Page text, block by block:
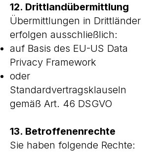
12. Drittlandübermittlung
Übermittlungen in Drittländer
erfolgen ausschließlich:
auf Basis des EU-US Data
Privacy Framework
oder
Standardvertragsklauseln
gemäß Art. 46 DSGVO
13. Betroffenenrechte
Sie haben folgende Rechte: